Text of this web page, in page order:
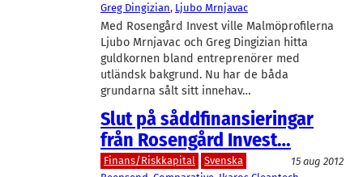
Greg Dingizian, Ljubo Mrnjavac
Med Rosengård Invest ville Malmöprofilerna
Ljubo Mrnjavac och Greg Dingizian hitta
guldkornen bland entreprenörer med
utländsk bakgrund. Nu har de båda
grundarna sålt sitt innehav…
Slut på såddfinansieringar
från Rosengård Invest…
Finans/Riskkapital Svenska
15 aug 2012